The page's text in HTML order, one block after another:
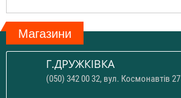
Магазини
Г.ДРУЖКІВКА
(050) 342 00 32, вул. Космонавтів 27